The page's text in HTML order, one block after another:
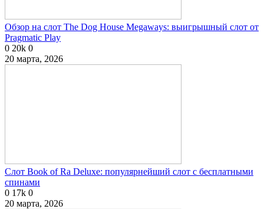
Обзор на слот The Dog House Megaways: выигрышный слот от
Pragmatic Play
0 20k 0
20 марта, 2026
Слот Book of Ra Deluxe: популярнейший слот с бесплатными
спинами
0 17k 0
20 марта, 2026